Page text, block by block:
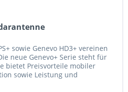
sowie Genevo HD3+ vereinen
neue Genevo+ Serie steht für
bietet Preisvorteile mobiler
sowie Leistung und